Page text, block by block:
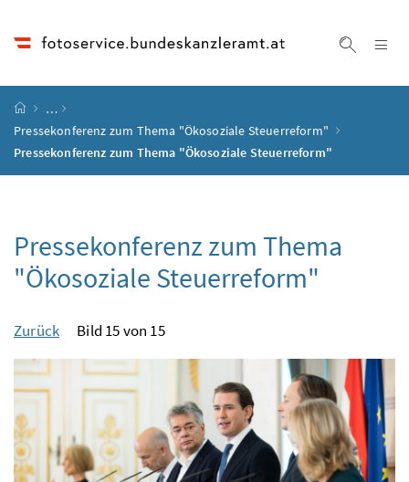
Startseite
…
Pressekonferenz zum Thema "Ökosoziale Steuerreform"
Pressekonferenz zum Thema "Ökosoziale Steuerreform"
Pressekonferenz zum Thema
"Ökosoziale Steuerreform"
Zurück Bild 15 von 15